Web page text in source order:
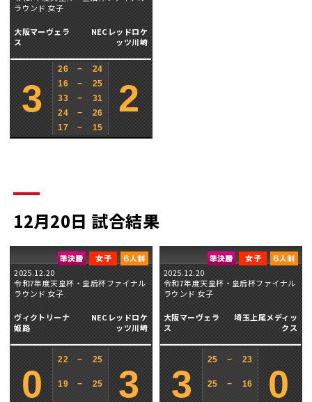
ラウンド 女子
大阪マーヴェラ
ス
NECレッドロケ
ッツ川崎
3
26 −
24
16
−
25
33
−
31
24
−
26
17
− 15
2
12月20日 試合結果
2025.12.20
令和7年度天皇杯・皇后杯ファイナル
ラウンド 女子
ヴィクトリーナ
姫路
NECレッドロケ
ッツ川崎
0
22 − 25
19 − 25 3
2025.12.20
令和7年度天皇杯・皇后杯ファイナル
ラウンド 女子
大阪マーヴェラ
ス
埼玉上尾メディッ
クス
3
25 − 23
25 − 16 0